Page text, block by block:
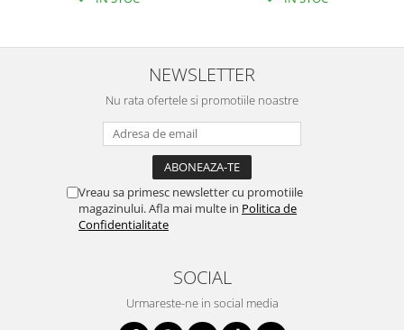
NEWSLETTER
Nu rata ofertele si promotiile noastre
Vreau sa primesc newsletter cu promotiile
magazinului. Afla mai multe in Politica de
Confidentialitate
SOCIAL
Urmareste-ne in social media